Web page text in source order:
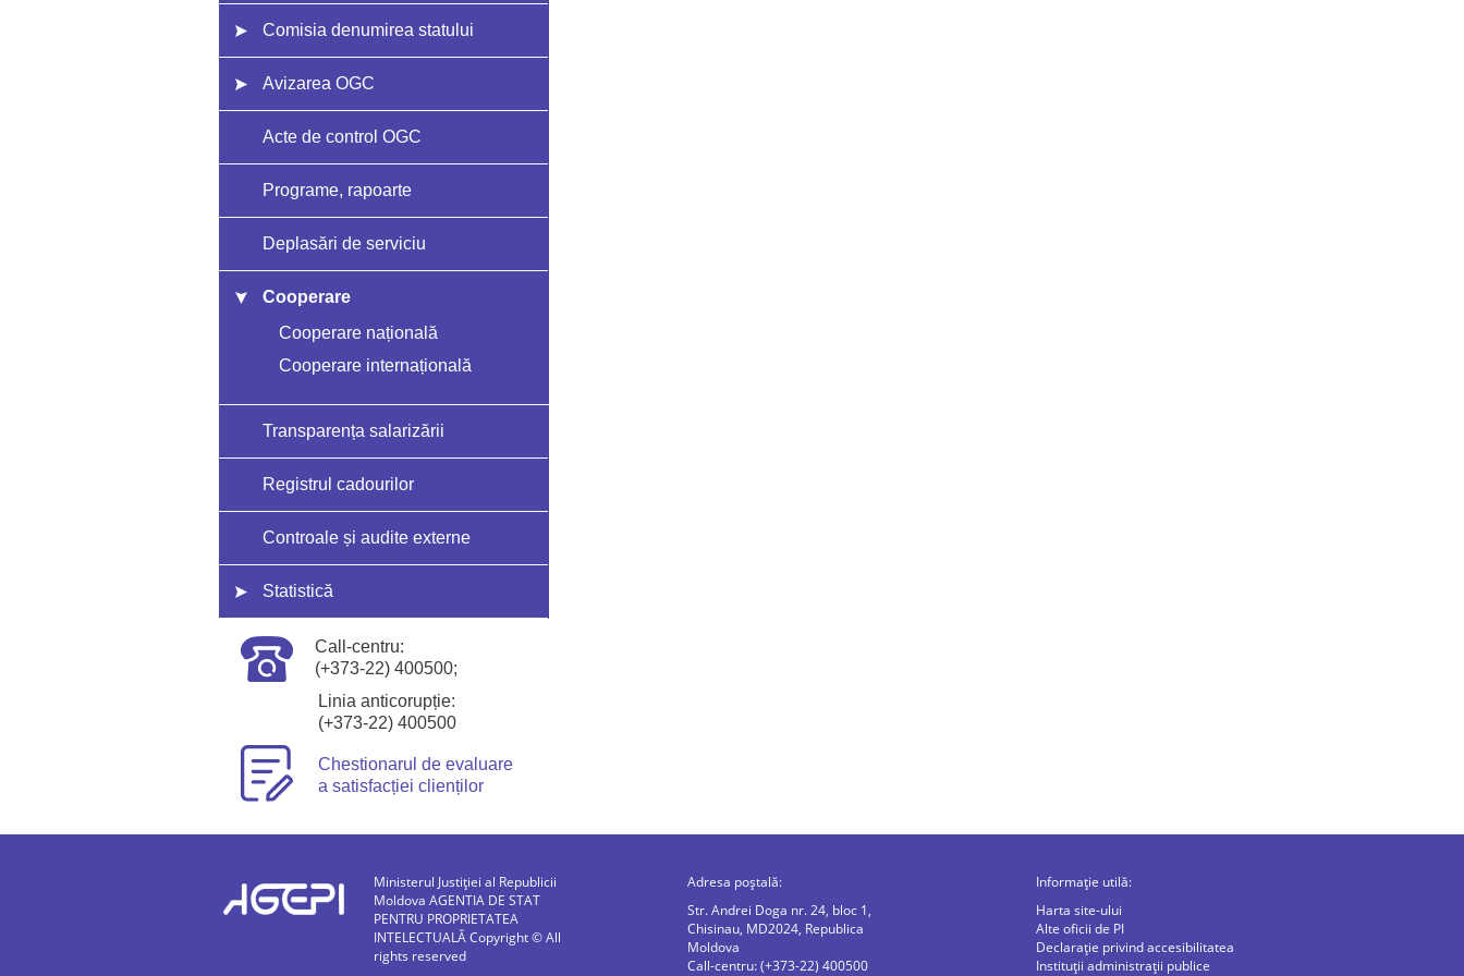
Comisia denumirea statului
Avizarea OGC
Acte de control OGC
Programe, rapoarte
Deplasări de serviciu
Cooperare
Cooperare națională
Cooperare internațională
Transparența salarizării
Registrul cadourilor
Controale și audite externe
Statistică
Call-centru:
(+373-22) 400500;
Linia anticorupție:
(+373-22) 400500
Chestionarul de evaluare
a satisfacției clienților
Ministerul Justiției al Republicii
Moldova AGENTIA DE STAT
PENTRU PROPRIETATEA
INTELECTUALĂ Copyright © All
rights reserved
Adresa poștală:
Str. Andrei Doga nr. 24, bloc 1,
Chisinau, MD2024, Republica
Moldova
Call-centru: (+373-22) 400500
Informație utilă:
Harta site-ului
Alte oficii de PI
Declarație privind accesibilitatea
Instituții administrații publice